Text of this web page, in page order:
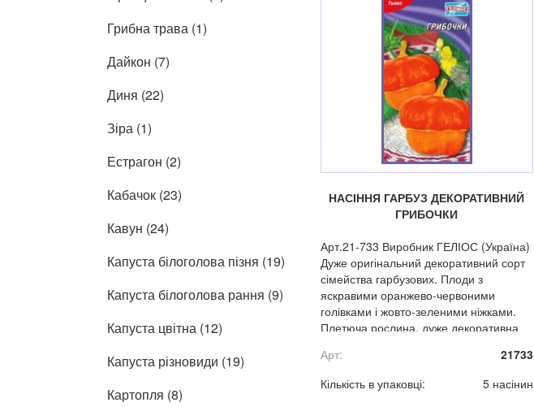
Грибна трава (1)
Дайкон (7)
Диня (22)
Зіра (1)
Естрагон (2)
Кабачок (23)
Кавун (24)
Капуста білоголова пізня (19)
Капуста білоголова рання (9)
Капуста цвітна (12)
Капуста різновиди (19)
Картопля (8)
НАСІННЯ ГАРБУЗ ДЕКОРАТИВНИЙ
ГРИБОЧКИ
Арт.21-733 Виробник ГЕЛІОС (Україна)
Дуже оригінальний декоративний сорт
сімейства гарбузових. Плоди з
яскравими оранжево-червоними
голівками і жовто-зеленими ніжками.
Плетюча рослина, дуже декоративна
Арт:
21733
Кількість в упаковці:
5 насінин